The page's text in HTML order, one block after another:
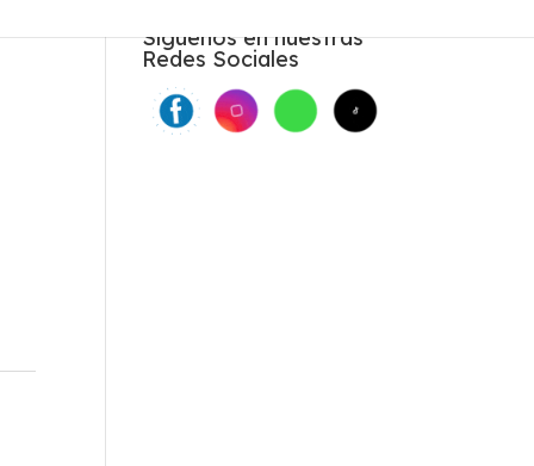
Síguenos en nuestras
Redes Sociales